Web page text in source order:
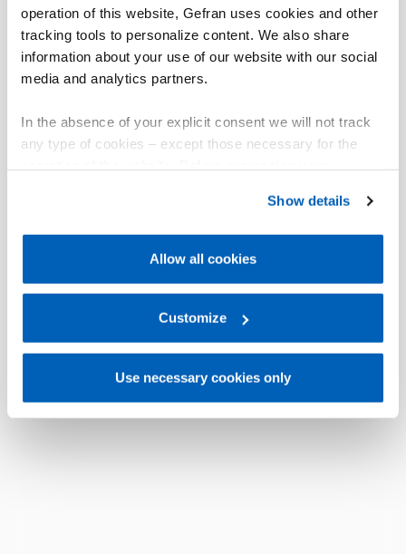
operation of this website, Gefran uses cookies and other
tracking tools to personalize content. We also share
information about your use of our website with our social
media and analytics partners.
In the absence of your explicit consent we will not track
any type of cookies – except those necessary for the
Gefran - Cookie
policy.
regarding processing of personal data, at the following
Gefran - Privacy Policy.
Show details
Allow all cookies
Customize
Use necessary cookies only